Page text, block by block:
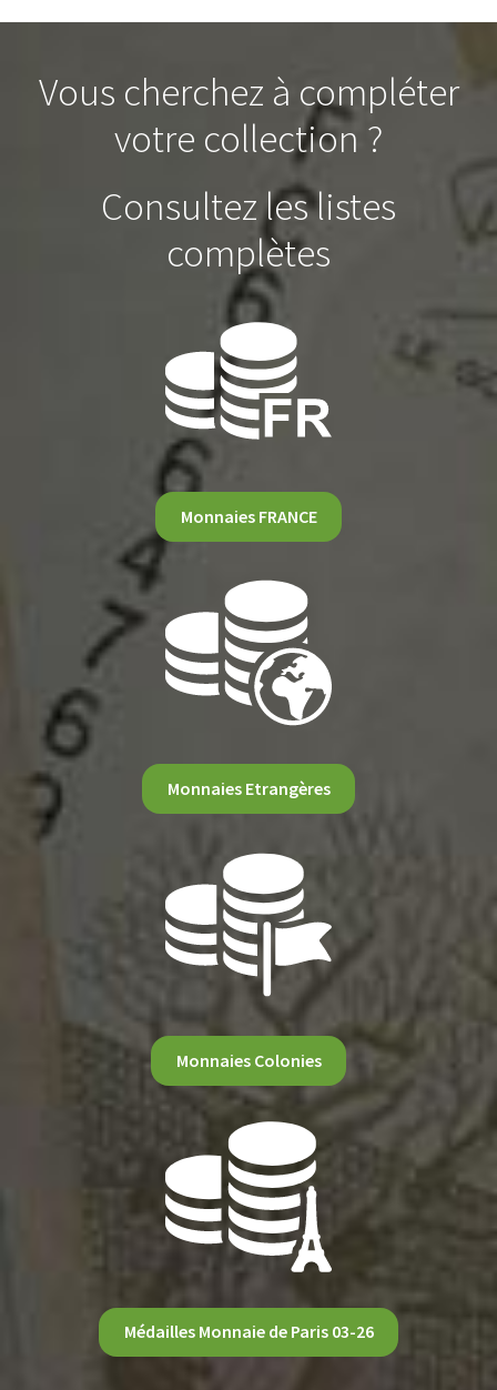
Vous cherchez à compléter
votre collection ?
Consultez les listes
complètes
Monnaies FRANCE
Monnaies Etrangères
Monnaies Colonies
Médailles Monnaie de Paris 03-26